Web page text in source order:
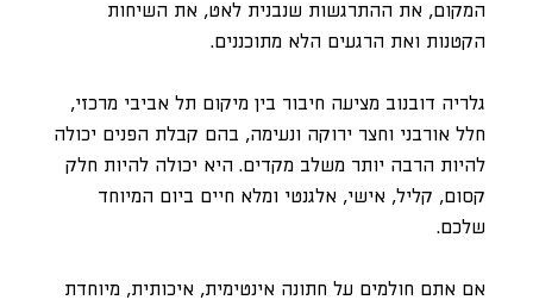
המקום, את ההתרגשות שנבנית לאט, את השיחות
הקטנות ואת הרגעים הלא מתוכננים.
גלריה דובנוב מציעה חיבור בין מיקום תל אביבי מרכזי,
חלל אורבני וחצר ירוקה ונעימה, בהם קבלת הפנים יכולה
להיות הרבה יותר משלב מקדים. היא יכולה להיות חלק
קסום, קליל, אישי, אלגנטי ומלא חיים ביום המיוחד
שלכם.
אם אתם חולמים על חתונה אינטימית, איכותית, מיוחדת